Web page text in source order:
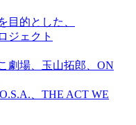
目的とした、
ジェクト
劇場、玉山拓郎、ON
、THE ACT WE